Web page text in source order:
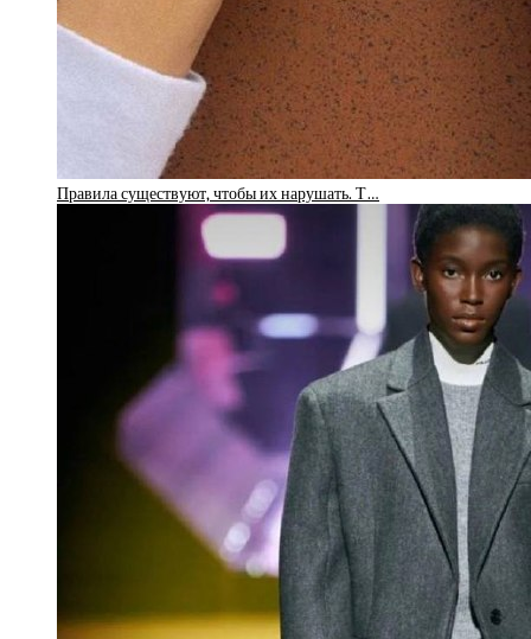
Правила существуют, чтобы их нарушать. Т…